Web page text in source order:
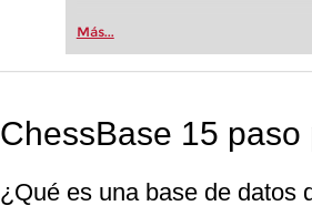
Más...
ChessBase 15
¿Qué es una base de datos